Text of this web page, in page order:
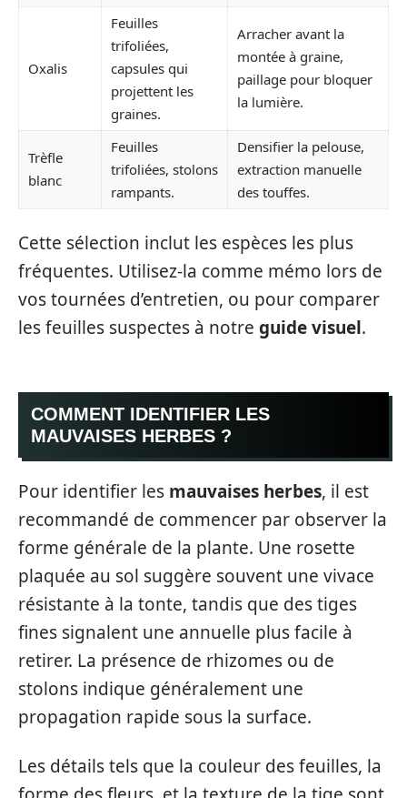
Oxalis
Feuilles
trifoliées,
capsules qui
projettent les
graines.
Arracher avant la
montée à graine,
paillage pour bloquer
la lumière.
Trèfle
blanc
Feuilles
trifoliées, stolons
rampants.
Densifier la pelouse,
extraction manuelle
des touffes.
Cette sélection inclut les espèces les plus
fréquentes. Utilisez-la comme mémo lors de
vos tournées d’entretien, ou pour comparer
les feuilles suspectes à notre guide visuel.
COMMENT IDENTIFIER LES
MAUVAISES HERBES ?
Pour identifier les mauvaises herbes, il est
recommandé de commencer par observer la
forme générale de la plante. Une rosette
plaquée au sol suggère souvent une vivace
résistante à la tonte, tandis que des tiges
fines signalent une annuelle plus facile à
retirer. La présence de rhizomes ou de
stolons indique généralement une
propagation rapide sous la surface.
Les détails tels que la couleur des feuilles, la